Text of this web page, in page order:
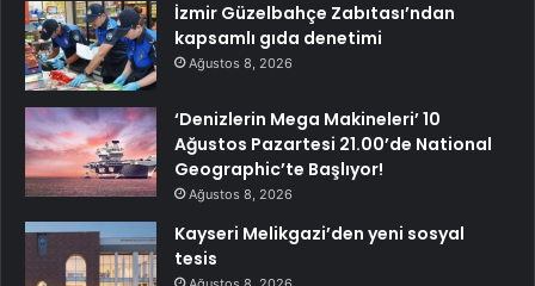
İzmir Güzelbahçe Zabıtası’ndan
kapsamlı gıda denetimi
Ağustos 8, 2026
‘Denizlerin Mega Makineleri’ 10
Ağustos Pazartesi 21.00’de National
Geographic’te Başlıyor!
Ağustos 8, 2026
Kayseri Melikgazi’den yeni sosyal
tesis